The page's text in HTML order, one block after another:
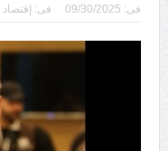
فى: 09/30/2025 فى: إقتصاد